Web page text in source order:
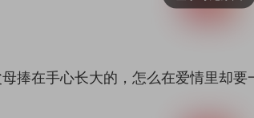
捧在手心长大的，怎么在爱情里却要